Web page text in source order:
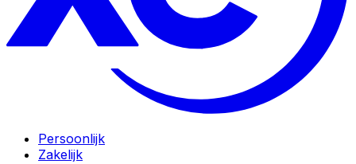
Persoonlijk
Zakelijk